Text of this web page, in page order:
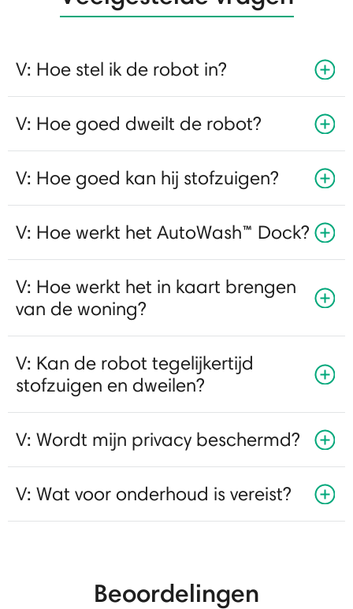
V: Hoe stel ik de robot in?
V: Hoe goed dweilt de robot?
V: Hoe goed kan hij stofzuigen?
V: Hoe werkt het AutoWash™ Dock?
V: Hoe werkt het in kaart brengen
van de woning?
V: Kan de robot tegelijkertijd
stofzuigen en dweilen?
V: Wordt mijn privacy beschermd?
V: Wat voor onderhoud is vereist?
Beoordelingen